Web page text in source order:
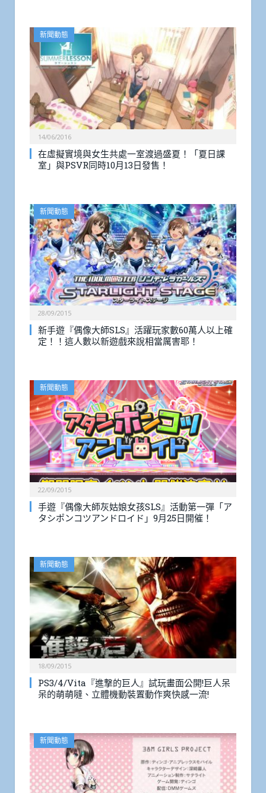
新聞動態
14/06/2016
在虛擬實境與女生共處一室渡過盛夏！「夏日課
室」與PSVR同時10月13日發售！
新聞動態
28/09/2015
新手遊『偶像大師SLS』活躍玩家數60萬人以上確
定！！這人數以新遊戲來說相當厲害耶！
新聞動態
22/09/2015
手遊『偶像大師灰姑娘女孩SLS』活動第一彈「ア
タシポンコツアンドロイド」9月25日開催！
新聞動態
18/09/2015
PS3/4/Vita『進撃的巨人』試玩畫面公開!巨人呆
呆的萌萌噠、立體機動裝置動作爽快感一流!
新聞動態